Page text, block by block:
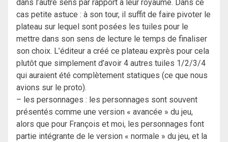
dans l’autre sens par rapport à leur royaume. Dans ce
cas petite astuce : à son tour, il suffit de faire pivoter le
plateau sur lequel sont posées les tuiles pour le
mettre dans son sens de lecture le temps de finaliser
son choix. L’éditeur a créé ce plateau exprès pour cela
plutôt que simplement d’avoir 4 autres tuiles 1/2/3/4
qui auraient été complètement statiques (ce que nous
avions sur le proto).
– les personnages : les personnages sont souvent
présentés comme une version « avancée » du jeu,
alors que pour François et moi, les personnages font
partie intégrante de le version « normale » du jeu, et la